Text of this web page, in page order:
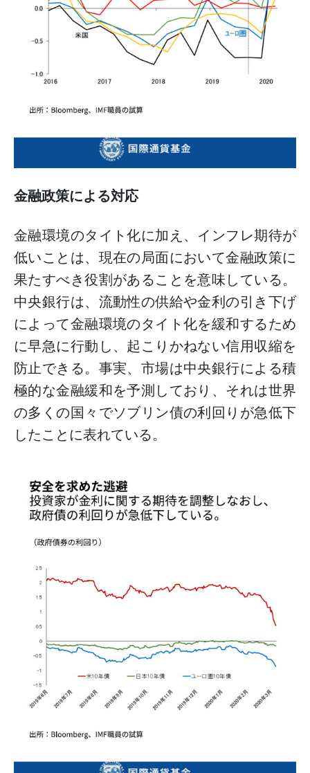
金融政策による対応
金融環境のタイト化に加え、インフレ期待が
低いことは、現在の局面において金融政策に
果たすべき役割があることを意味している。
中央銀行は、流動性の供給や金利の引き下げ
によって金融環境のタイト化を緩和するため
に早急に行動し、起こりかねない信用収縮を
防止できる。事実、市場は中央銀行による積
極的な金融緩和を予測しており、それは世界
の多くの国々でソブリン債の利回りが急低下
したことに表れている。